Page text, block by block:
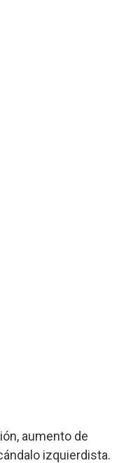
aumento de
izquierdista.